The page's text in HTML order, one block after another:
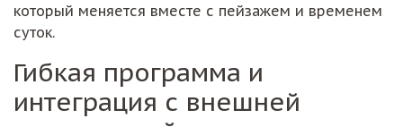
который меняется вместе с пейзажем и временем
суток.
Гибкая программа и
интеграция с внешней